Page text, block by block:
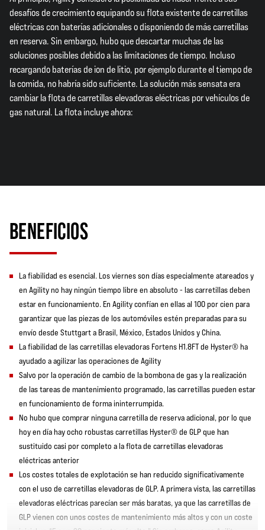
desafíos de crecimiento equipando su flota existente de carretillas
eléctricas con baterías adicionales o disponiendo de más carretillas
en reserva. Sin embargo, hubo que descartar muchas de las
soluciones posibles debido a las limitaciones de tiempo. Incluso
recargando baterías de ion de litio, por ejemplo durante el tiempo de
la comida, no habría sido suficiente. La solución más sensata era
cambiar la flota de carretillas elevadoras eléctricas por vehículos de
gas natural. La flota incluye ahora:
BENEFICIOS
La fiabilidad es esencial. Los viernes son días especialmente atareados y
en Agility no hay ningún tiempo libre en absoluto - las carretillas deben
estar en funcionamiento. En Agility confían en ellas al 100 por cien para
garantizar que las piezas de los automóviles estén preparadas para su
envío desde Stuttgart a Brasil, México, Estados Unidos y China.
La fiabilidad de las carretillas elevadoras Fortens H1.8FT de Hyster® ha
ayudado a agilizar las operaciones de Agility
Salvo por la operación de cambio de la bombona de gas y la realización
de las tareas de mantenimiento programado, las carretillas pueden estar
en funcionamiento de forma ininterrumpida.
No hubo que comprar ninguna carretilla de reserva adicional, por lo que
hoy en día hay ocho robustas carretillas Hyster® de GLP que han
sustituido casi por completo a la flota de carretillas elevadoras
eléctricas anterior
Los costes totales de explotación se han reducido significativamente
con el uso de carretillas elevadoras de GLP. A primera vista, las carretillas
elevadoras eléctricas parecían ser más baratas, ya que las carretillas de
GLP vienen con unos costes de mantenimiento más altos y con un coste